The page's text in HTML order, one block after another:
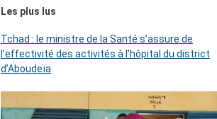
Les plus lus
Tchad : le ministre de la Santé s’assure de
l’effectivité des activités à l’hôpital du district
d’Aboudeïa